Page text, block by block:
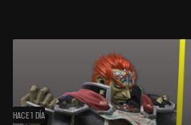
HACE 1 DÍA